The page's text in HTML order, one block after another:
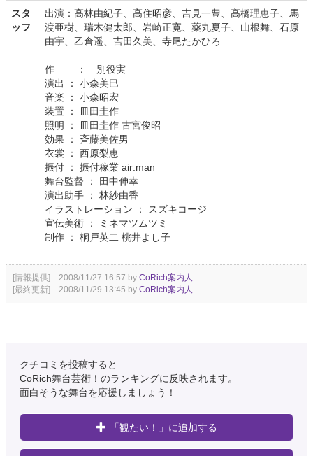
スタ
ッフ
出演：高林由紀子、高住昭彦、吉見一豊、高橋理恵子、馬
渡亜樹、瑞木健太郎、岩崎正寛、薬丸夏子、山根舞、石原
由宇、乙倉遥、吉田久美、寺尾たかひろ
作 ： 別役実
演出 ： 小森美巳
音楽 ： 小森昭宏
装置 ： 皿田圭作
照明 ： 皿田圭作 古宮俊昭
効果 ： 斉藤美佐男
衣裳 ： 西原梨恵
振付 ： 振付稼業 air:man
舞台監督 ： 田中伸幸
演出助手 ： 林紗由香
イラストレーション ： スズキコージ
宣伝美術 ： ミネマツムツミ
制作 ： 桐戸英二 桃井よし子
[情報提供] 2008/11/27 16:57 by CoRich案内人
[最終更新] 2008/11/29 13:45 by CoRich案内人
クチコミを投稿すると
CoRich舞台芸術！のランキングに反映されます。
面白そうな舞台を応援しましょう！
「観たい！」に追加する